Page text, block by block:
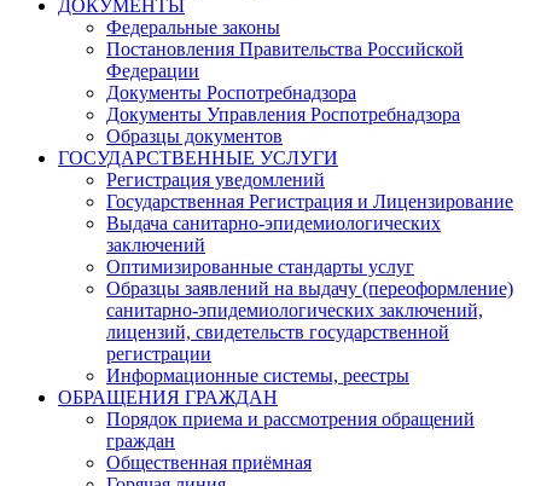
ДОКУМЕНТЫ
Федеральные законы
Постановления Правительства Российской
Федерации
Документы Роспотребнадзора
Документы Управления Роспотребнадзора
Образцы документов
ГОСУДАРСТВЕННЫЕ УСЛУГИ
Регистрация уведомлений
Государственная Регистрация и Лицензирование
Выдача санитарно-эпидемиологических
заключений
Оптимизированные стандарты услуг
Образцы заявлений на выдачу (переоформление)
санитарно-эпидемиологических заключений,
лицензий, свидетельств государственной
регистрации
Информационные системы, реестры
ОБРАЩЕНИЯ ГРАЖДАН
Порядок приема и рассмотрения обращений
граждан
Общественная приёмная